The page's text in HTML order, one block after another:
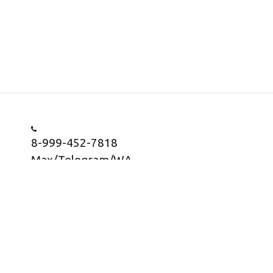
8-999-452-7818
Max/Telegram/WA